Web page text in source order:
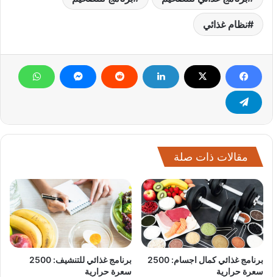
نظام غذائي
مقالات ذات صلة
برنامج غذائي كمال اجسام: 2500
سعرة حرارية
برنامج غذائي للتنشيف: 2500
سعرة حرارية